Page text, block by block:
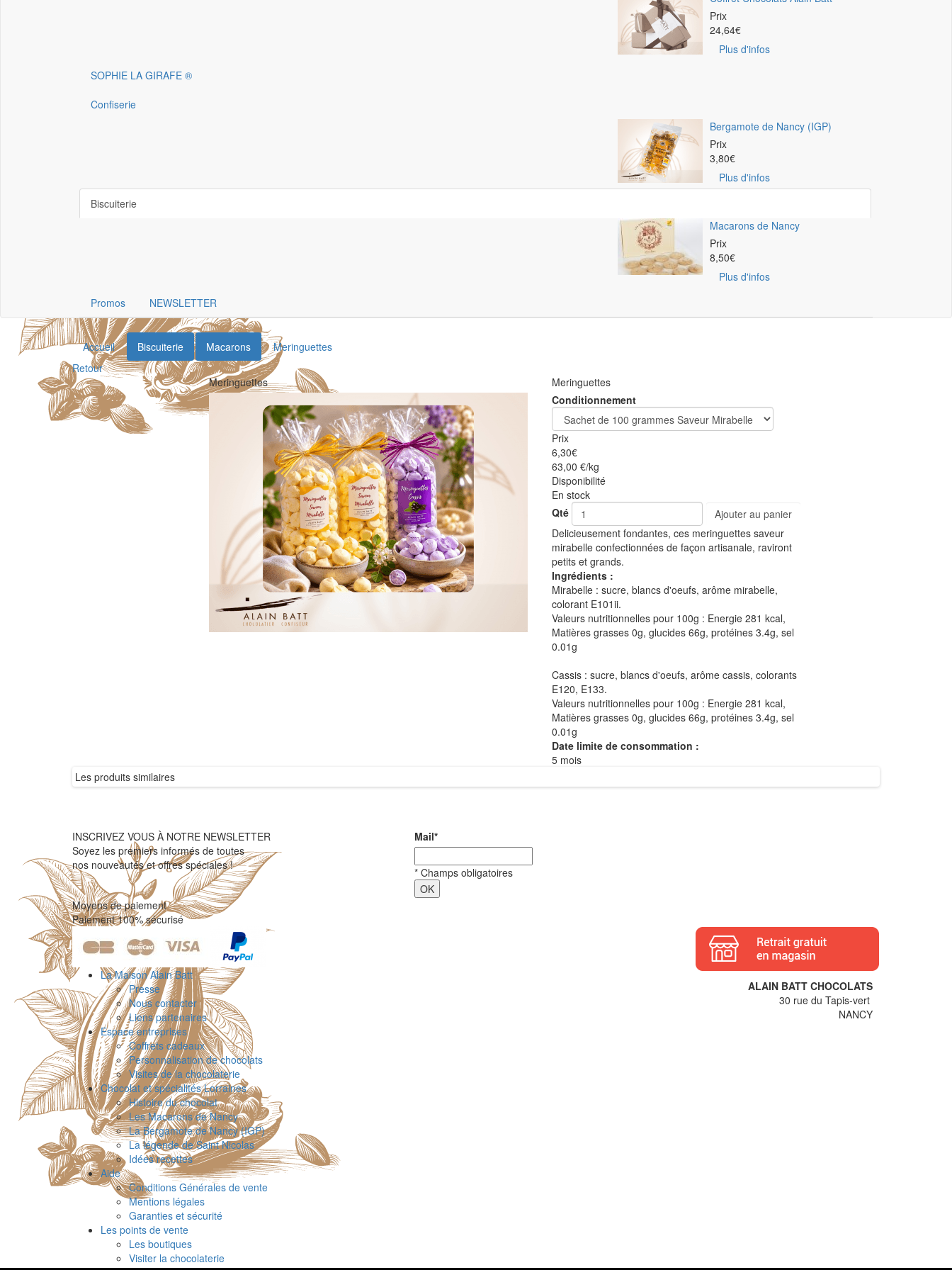
Prix
24,64€
Plus d'infos
SOPHIE LA GIRAFE ®
Confiserie
Bergamote de Nancy (IGP)
Prix
3,80€
Plus d'infos
Biscuiterie
Macarons de Nancy
Prix
8,50€
Plus d'infos
Promos
NEWSLETTER
Accueil Biscuiterie Macarons
Meringuettes
Retour
Meringuettes
Meringuettes
Conditionnement
Prix
6,30€
63,00 €/kg
Disponibilité
En stock
Qté
Ajouter au panier
Delicieusement fondantes, ces meringuettes saveur
mirabelle confectionnées de façon artisanale, raviront
petits et grands.
Ingrédients :
Mirabelle : sucre, blancs d'oeufs, arôme mirabelle,
colorant E101ii.
Valeurs nutritionnelles pour 100g : Energie 281 kcal,
Matières grasses 0g, glucides 66g, protéines 3.4g, sel
0.01g
Cassis : sucre, blancs d'oeufs, arôme cassis, colorants
E120, E133.
Valeurs nutritionnelles pour 100g : Energie 281 kcal,
Matières grasses 0g, glucides 66g, protéines 3.4g, sel
0.01g
Date limite de consommation :
5 mois
Les produits similaires
INSCRIVEZ VOUS À NOTRE NEWSLETTER
Soyez les premiers informés de toutes
nos nouveautés et offres spéciales !
Mail*
* Champs obligatoires
Moyens de paiement
Paiement 100% sécurisé
ALAIN BATT CHOCOLATS
30 rue du Tapis-vert
NANCY
La Maison Alain Batt
Presse
Nous contacter
Liens partenaires
Espace entreprises
Coffrets cadeaux
Personnalisation de chocolats
Visites de la chocolaterie
Chocolat et spécialités Lorraines
Histoire du chocolat
Les Macarons de Nancy
La Bergamote de Nancy (IGP)
La légende de Saint Nicolas
Idées recettes
Aide
Conditions Générales de vente
Mentions légales
Garanties et sécurité
Les points de vente
Les boutiques
Visiter la chocolaterie